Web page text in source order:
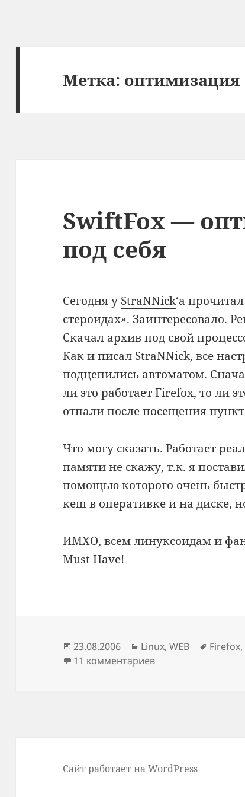
Метка: оптимизация
SwiftFox —
под себя
Сегодня у StraNNick‘а
стероидах». Заинтересовало.
Скачал архив под свой
Как и писал StraNNick, все
подцепились автоматом.
ли это работает Firefox, то ли
отпали после посещения
Что могу сказать. Работает
памяти не скажу, т.к. я
помощью которого очень
кеш в оперативке и на диске,
ИМХО, всем линуксоидам и
Must Have!
Опубликовано
23.08.2006 Рубрики
Linux,WEB Метки
Firefox,
11 комментариев
Сайт работает на WordPress